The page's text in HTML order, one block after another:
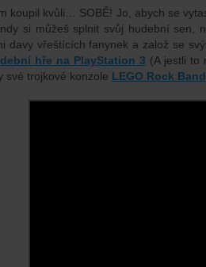
koupil kvůli… SOBĚ! Jo, abych se
si můžeš splnit svůj hudební sen,
davy vřeštících fanynek a založ se
hře na PlayStation 3 (A jestli to
své trojkové konzole LEGO Rock Band